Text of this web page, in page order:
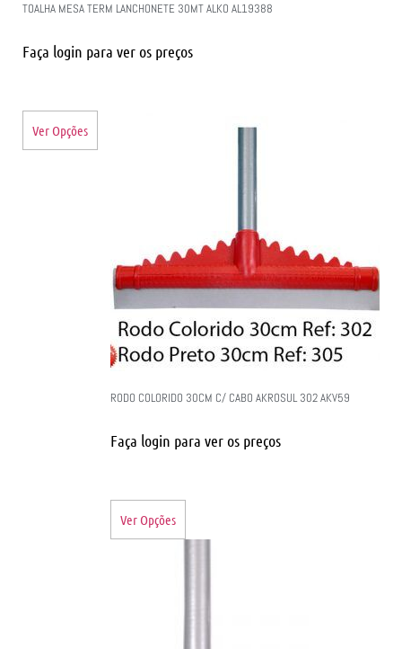
TOALHA MESA TERM LANCHONETE 30MT ALKO AL19388
Faça login para ver os preços
Ver Opções
RODO COLORIDO 30CM C/ CABO AKROSUL 302 AKV59
Faça login para ver os preços
Ver Opções